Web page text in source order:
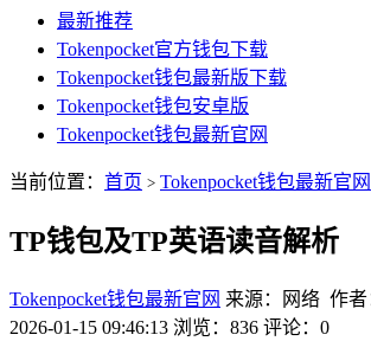
最新推荐
Tokenpocket官方钱包下载
Tokenpocket钱包最新版下载
Tokenpocket钱包安卓版
Tokenpocket钱包最新官网
当前位置： 首页 > Tokenpocket钱包最新官网
TP钱包及TP英语读音解析
Tokenpocket钱包最新官网 来源：网络 作者
2026-01-15 09:46:13 浏览：836 评论：0